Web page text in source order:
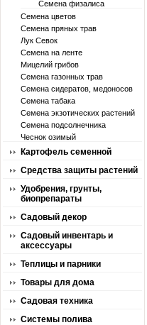
Семена физалиса
Семена цветов
Семена пряных трав
Лук Севок
Семена на ленте
Мицелий грибов
Семена газонных трав
Семена сидератов, медоносов
Семена табака
Семена экзотических растений
Семена подсолнечника
Чеснок озимый
Картофель семенной
Средства защиты растений
Удобрения, грунты,
биопрепараты
Садовый декор
Садовый инвентарь и
аксессуары
Теплицы и парники
Товары для дома
Садовая техника
Системы полива